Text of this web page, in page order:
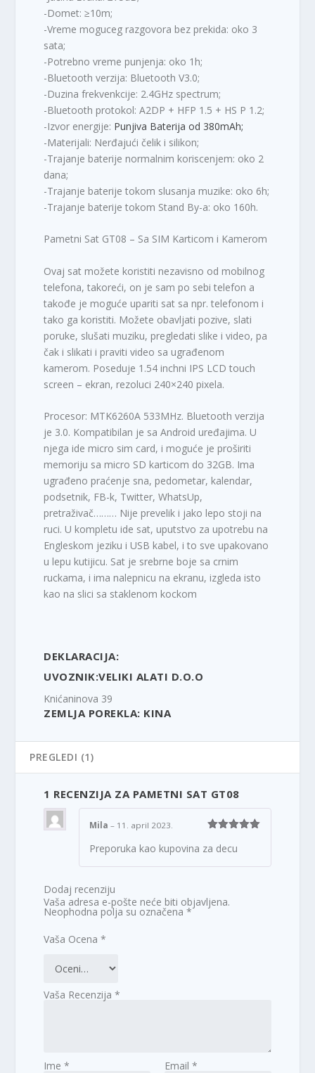
-Domet: ≥10m;
-Vreme moguceg razgovora bez prekida: oko 3
sata;
-Potrebno vreme punjenja: oko 1h;
-Bluetooth verzija: Bluetooth V3.0;
-Duzina frekvenkcije: 2.4GHz spectrum;
-Bluetooth protokol: A2DP + HFP 1.5 + HS P 1.2;
-Izvor energije: Punjiva Baterija od 380mAh;
-Materijali: Nerđajući čelik i silikon;
-Trajanje baterije normalnim koriscenjem: oko 2
dana;
-Trajanje baterije tokom slusanja muzike: oko 6h;
-Trajanje baterije tokom Stand By-a: oko 160h.
Pametni Sat GT08 – Sa SIM Karticom i Kamerom
Ovaj sat možete koristiti nezavisno od mobilnog
telefona, takoreći, on je sam po sebi telefon a
takođe je moguće upariti sat sa npr. telefonom i
tako ga koristiti. Možete obavljati pozive, slati
poruke, slušati muziku, pregledati slike i video, pa
čak i slikati i praviti video sa ugrađenom
kamerom. Poseduje 1.54 inchni IPS LCD touch
screen – ekran, rezoluci 240×240 pixela.
Procesor: MTK6260A 533MHz. Bluetooth verzija
je 3.0. Kompatibilan je sa Android uređajima. U
njega ide micro sim card, i moguće je proširiti
memoriju sa micro SD karticom do 32GB. Ima
ugrađeno praćenje sna, pedometar, kalendar,
podsetnik, FB-k, Twitter, WhatsUp,
pretraživač……… Nije prevelik i jako lepo stoji na
ruci. U kompletu ide sat, uputstvo za upotrebu na
Engleskom jeziku i USB kabel, i to sve upakovano
u lepu kutijicu. Sat je srebrne boje sa crnim
ruckama, i ima nalepnicu na ekranu, izgleda isto
kao na slici sa staklenom kockom
DEKLARACIJA:
UVOZNIK:VELIKI ALATI D.O.O
Knićaninova 39
ZEMLJA POREKLA: KINA
PREGLEDI (1)
1 RECENZIJA ZA PAMETNI SAT GT08
od 5
Mila– 11. april 2023.
Preporuka kao kupovina za decu
Dodaj recenziju
Vaša adresa e-pošte neće biti objavljena.
Neophodna polja su označena*
Vaša Ocena*
Vaša Recenzija*
Ime* Email *